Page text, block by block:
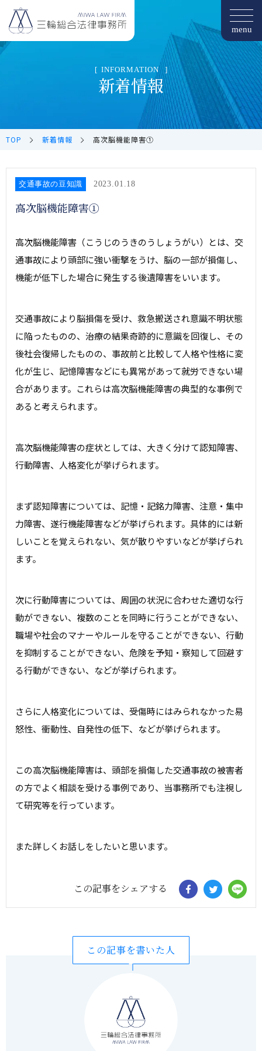
当事務所の強み
示談までの流れ
弁護士費用
弁護士紹介 アクセス
受付時間 8:45～17:45 土日祝休
無料相談フォーム
INFORMATION
新着情報
TOP 新着情報 高次脳機能障害①
交通事故の豆知識 2023.01.18
高次脳機能障害①
高次脳機能障害（こうじのうきのうしょうがい）とは、交
通事故により頭部に強い衝撃をうけ、脳の一部が損傷し、
機能が低下した場合に発生する後遺障害をいいます。
交通事故により脳損傷を受け、救急搬送され意識不明状態
に陥ったものの、治療の結果奇跡的に意識を回復し、その
後社会復帰したものの、事故前と比較して人格や性格に変
化が生じ、記憶障害などにも異常があって就労できない場
合があります。これらは高次脳機能障害の典型的な事例で
あると考えられます。
高次脳機能障害の症状としては、大きく分けて認知障害、
行動障害、人格変化が挙げられます。
まず認知障害については、記憶・記銘力障害、注意・集中
力障害、遂行機能障害などが挙げられます。具体的には新
しいことを覚えられない、気が散りやすいなどが挙げられ
ます。
次に行動障害については、周囲の状況に合わせた適切な行
動ができない、複数のことを同時に行うことができない、
職場や社会のマナーやルールを守ることができない、行動
を抑制することができない、危険を予知・察知して回避す
る行動ができない、などが挙げられます。
さらに人格変化については、受傷時にはみられなかった易
怒性、衝動性、自発性の低下、などが挙げられます。
この高次脳機能障害は、頭部を損傷した交通事故の被害者
の方でよく相談を受ける事例であり、当事務所でも注視し
て研究等を行っています。
また詳しくお話しをしたいと思います。
この記事をシェアする
この記事を書いた人